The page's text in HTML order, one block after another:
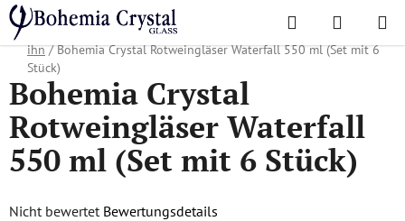
Zum
Inhalt
springen
Suchen
Startseite
/ Lieblingskollektionen / /
Geschenke für
ihn / Bohemia Crystal Rotweingläser Waterfall 550 ml (Set mit 6
Stück)
Bohemia Crystal
Rotweingläser Waterfall
550 ml (Set mit 6 Stück)
Die
Nicht bewertet Bewertungsdetails